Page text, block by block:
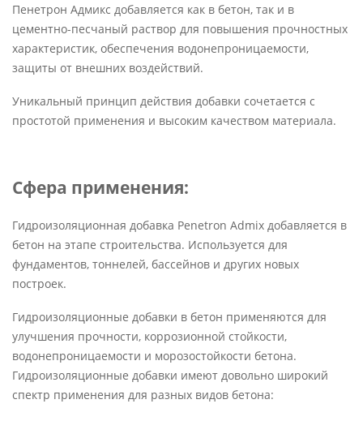
Пенетрон Адмикс добавляется как в бетон, так и в
цементно-песчаный раствор для повышения прочностных
характеристик, обеспечения водонепроницаемости,
защиты от внешних воздействий.
Уникальный принцип действия добавки сочетается с
простотой применения и высоким качеством материала.
Сфера применения:
Гидроизоляционная добавка Penetron Admix добавляется в
бетон на этапе строительства. Используется для
фундаментов, тоннелей, бассейнов и других новых
построек.
Гидроизоляционные добавки в бетон применяются для
улучшения прочности, коррозионной стойкости,
водонепроницаемости и морозостойкости бетона.
Гидроизоляционные добавки имеют довольно широкий
спектр применения для разных видов бетона: